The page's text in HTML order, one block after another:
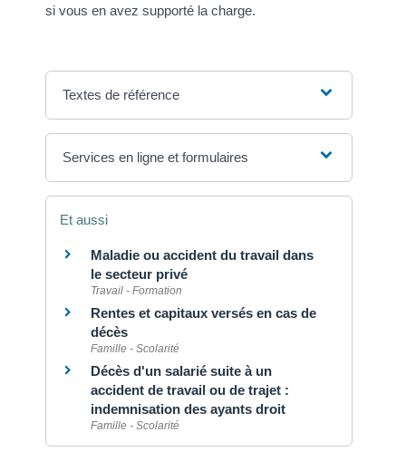
si vous en avez supporté la charge.
Textes de référence
Services en ligne et formulaires
Et aussi
Maladie ou accident du travail dans
le secteur privé
Travail - Formation
Rentes et capitaux versés en cas de
décès
Famille - Scolarité
Décès d'un salarié suite à un
accident de travail ou de trajet :
indemnisation des ayants droit
Famille - Scolarité